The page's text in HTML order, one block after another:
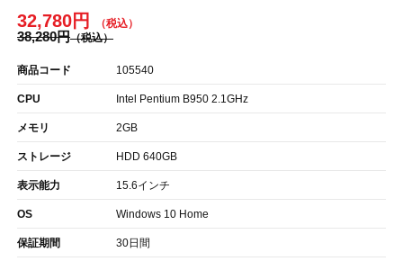
32,780円
38,280円
商品コード 105540
CPU Intel Pentium B950 2.1GHz
メモリ 2GB
ストレージ HDD 640GB
表示能力 15.6インチ
OS Windows 10 Home
保証期間 30日間